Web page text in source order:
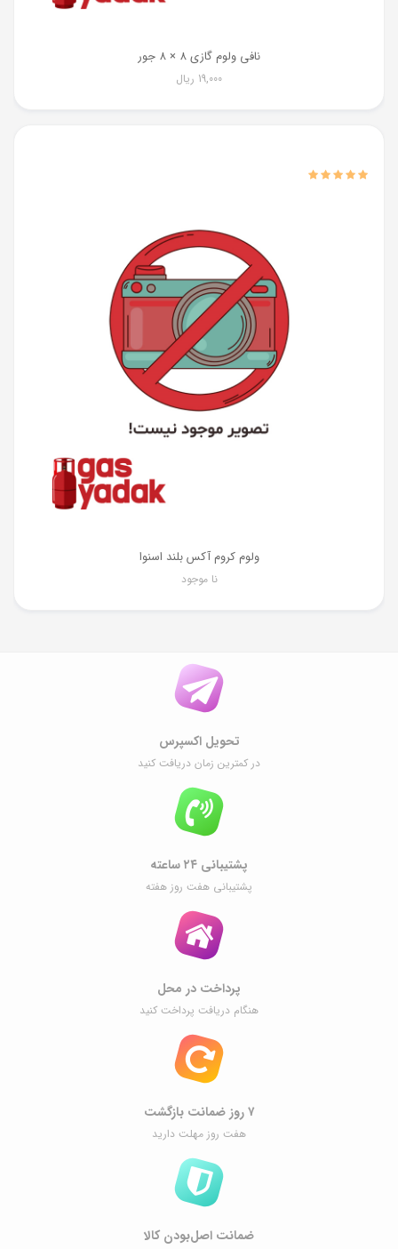
نافی ولوم گازی 8 × 8 جور
19,000 ریال
ولوم کروم آکس بلند اسنوا
نا موجود
تحویل اکسپرس
در کمترین زمان دریافت کنید
پشتیبانی ۲۴ ساعته
پشتیبانی هفت روز هفته
پرداخت در محل
هنگام دریافت پرداخت کنید
۷ روز ضمانت بازگشت
هفت روز مهلت دارید
ضمانت اصل‌بودن کالا